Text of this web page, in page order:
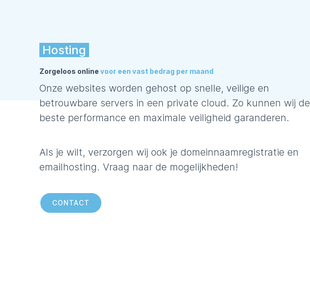
Hosting
Zorgeloos online voor een vast bedrag per maand
Onze websites worden gehost op snelle, veilige en
betrouwbare servers in een private cloud. Zo kunnen wij de
beste performance en maximale veiligheid garanderen.
Als je wilt, verzorgen wij ook je domeinnaamregistratie en
emailhosting. Vraag naar de mogelijkheden!
CONTACT